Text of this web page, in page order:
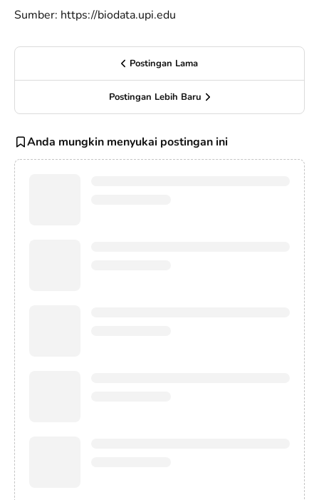
Sumber: https://biodata.upi.edu
Postingan Lama
Postingan Lebih Baru
Anda mungkin menyukai postingan ini